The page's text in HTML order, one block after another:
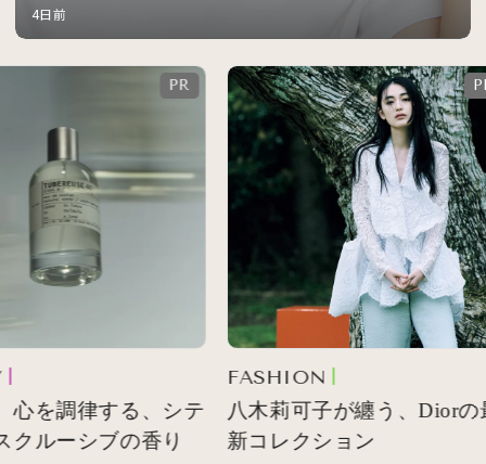
4日前
を調律する、シテ
ルーシブの香り
FASHION
八木莉可子が纏う、Diorの最
新コレクション